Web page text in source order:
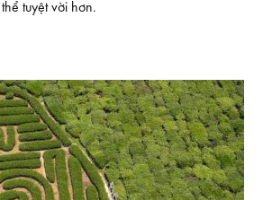
tuyệt vời hơn.